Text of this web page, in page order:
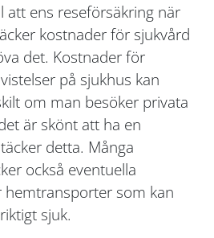
att ens reseförsäkring när
kostnader för sjukvård
det. Kostnader för
på sjukhus kan
om man besöker privata
är skönt att ha en
detta. Många
också eventuella
som kan
sjuk.